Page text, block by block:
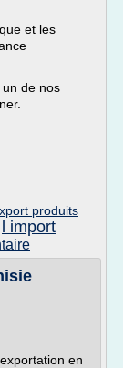
et les
de nos
produits
l import
en